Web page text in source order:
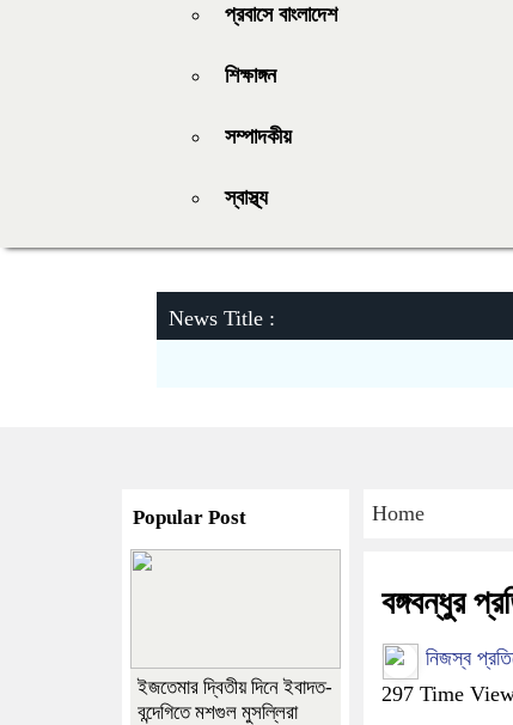
প্রবাসে বাংলাদেশ
শিক্ষাঙ্গন
সম্পাদকীয়
স্বাস্থ্য
News Title :
Home
বঙ্গবন্ধুর
নিজস্ব
297 Time
Popular Post
ইজতেমার দ্বিতীয় দিনে ইবাদত-
বন্দেগিতে মশগুল মুসল্লিরা